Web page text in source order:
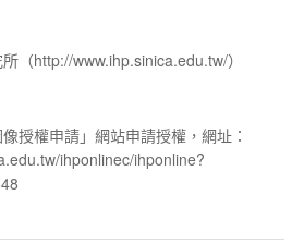
（http://www.ihp.sinica.edu.tw/）
授權申請」網站申請授權，網址：
ihponlinec/ihponline?